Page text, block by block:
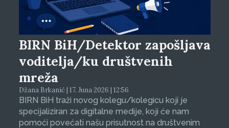
BIRN BiH/Detektor zapošljava
voditelja/ku društvenih
mreža
Džana Brkanić | 17. Juna 2026 | 12:56
BIRN BiH traži novog kolegu/kolegicu koji je
specijaliziran za digitalne medije, koji će nam
pomoći povećati našu prisutnost na društvenim